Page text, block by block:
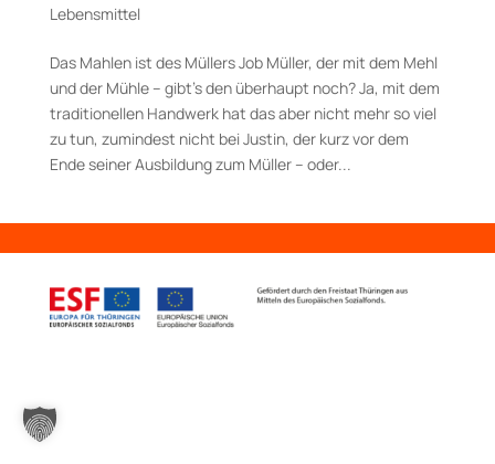
Lebensmittel
Das Mahlen ist des Müllers Job Müller, der mit dem Mehl
und der Mühle – gibt’s den überhaupt noch? Ja, mit dem
traditionellen Handwerk hat das aber nicht mehr so viel
zu tun, zumindest nicht bei Justin, der kurz vor dem
Ende seiner Ausbildung zum Müller – oder...